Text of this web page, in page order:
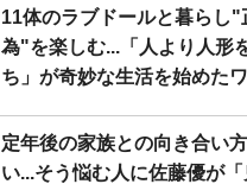
11体のラブドールと暮らし"
為"を楽しむ...「人より人形
ち」が奇妙な生活を始めた
定年後の家族との向き合い
い...そう悩む人に佐藤優が